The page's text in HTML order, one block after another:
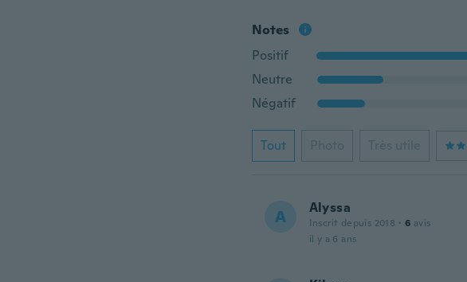
Notes
Positif
Neutre
Négatif
Tout Photo Très utile
A Alyssa
Inscrit depuis 2018 · 6 avis
il y a 6 ans